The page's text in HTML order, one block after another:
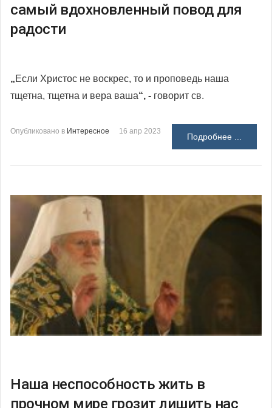
самый вдохновленный повод для
радости
„Если Христос не воскрес, то и проповедь наша
тщетна, тщетна и вера ваша“, - говорит св.
Опубликовано в Интересное 16 апр 2023
Подробнее ...
Наша неспособность жить в
прочном мире грозит лишить нас